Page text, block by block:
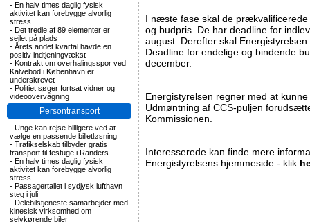
- En halv times daglig fysisk
aktivitet kan forebygge alvorlig
stress
- Det tredie af 89 elementer er
sejlet på plads
- Årets andet kvartal havde en
positiv indtjeningvækst
- Kontrakt om overhalingsspor ved
Kalvebod i København er
underskrevet
- Politiet søger fortsat vidner og
videoovervågning
Persontransport
- Unge kan rejse billigere ved at
vælge en passende billetløsning
- Trafikselskab tilbyder gratis
transport til festuge i Randers
- En halv times daglig fysisk
aktivitet kan forebygge alvorlig
stress
- Passagertallet i sydjysk lufthavn
steg i juli
- Delebilstjeneste samarbejder med
kinesisk virksomhed om
selvkørende biler
I næste fase skal de
og budpris. De har deadline for
august. Derefter skal
Deadline for endelige og bindende
december.
Energistyrelsen regner med at
Udmøntning af CCS-puljen
Kommissionen.
Interesserede kan finde mere
Energistyrelsens hjemmeside - klik